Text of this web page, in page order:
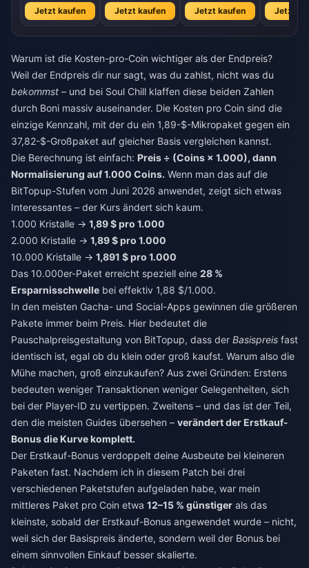
Jetzt kaufen Jetzt kaufen Jetzt kaufen Jetzt
Warum ist die Kosten-pro-Coin wichtiger als der Endpreis?
Weil der Endpreis dir nur sagt, was du zahlst, nicht was du
bekommst – und bei Soul Chill klaffen diese beiden Zahlen
durch Boni massiv auseinander. Die Kosten pro Coin sind die
einzige Kennzahl, mit der du ein 1,89-$-Mikropaket gegen ein
37,82-$-Großpaket auf gleicher Basis vergleichen kannst.
Die Berechnung ist einfach: Preis ÷ (Coins × 1.000), dann
Normalisierung auf 1.000 Coins. Wenn man das auf die
BitTopup-Stufen vom Juni 2026 anwendet, zeigt sich etwas
Interessantes – der Kurs ändert sich kaum.
1.000 Kristalle → 1,89 $ pro 1.000
2.000 Kristalle → 1,89 $ pro 1.000
10.000 Kristalle → 1,891 $ pro 1.000
Das 10.000er-Paket erreicht speziell eine 28 %
Ersparnisschwelle bei effektiv 1,88 $/1.000.
In den meisten Gacha- und Social-Apps gewinnen die größeren
Pakete immer beim Preis. Hier bedeutet die
Pauschalpreisgestaltung von BitTopup, dass der Basispreis fast
identisch ist, egal ob du klein oder groß kaufst. Warum also die
Mühe machen, groß einzukaufen? Aus zwei Gründen: Erstens
bedeuten weniger Transaktionen weniger Gelegenheiten, sich
bei der Player-ID zu vertippen. Zweitens – und das ist der Teil,
den die meisten Guides übersehen – verändert der Erstkauf-
Bonus die Kurve komplett.
Der Erstkauf-Bonus verdoppelt deine Ausbeute bei kleineren
Paketen fast. Nachdem ich in diesem Patch bei drei
verschiedenen Paketstufen aufgeladen habe, war mein
mittleres Paket pro Coin etwa 12–15 % günstiger als das
kleinste, sobald der Erstkauf-Bonus angewendet wurde – nicht,
weil sich der Basispreis änderte, sondern weil der Bonus bei
einem sinnvollen Einkauf besser skalierte.